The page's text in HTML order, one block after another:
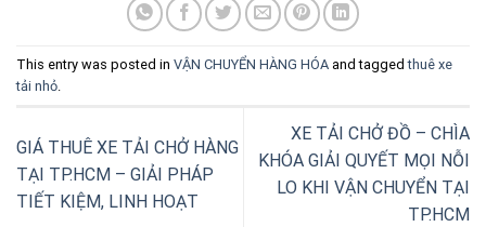
This entry was posted in VẬN CHUYỂN HÀNG HÓA and taggedthuê xe
tải nhỏ
GIÁ THUÊ XE TẢI CHỞ HÀNG
TẠI TP.HCM – GIẢI PHÁP
TIẾT KIỆM, LINH HOẠT
XE TẢI CHỞ ĐỒ – CHÌA
KHÓA GIẢI QUYẾT MỌI NỖI
LO KHI VẬN CHUYỂN TẠI
TP.HCM